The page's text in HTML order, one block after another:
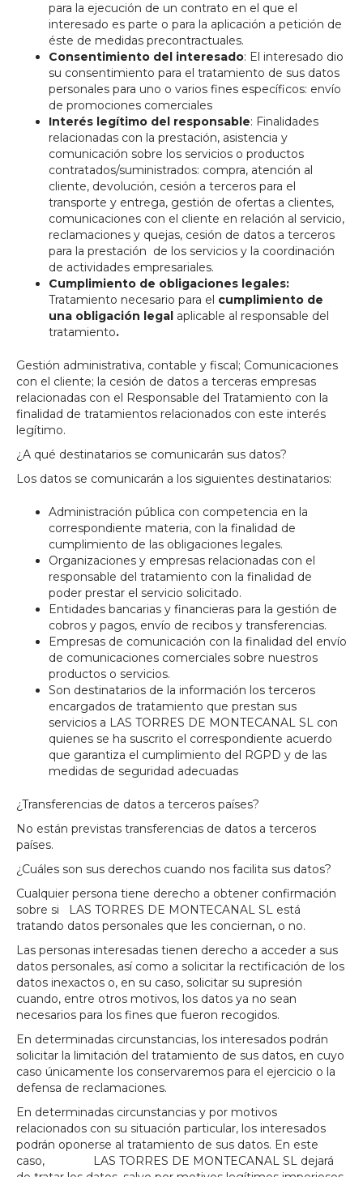
para la ejecución de un contrato en el que el
interesado es parte o para la aplicación a petición de
éste de medidas precontractuales.
Consentimiento del interesado: El interesado dio
su consentimiento para el tratamiento de sus datos
personales para uno o varios fines específicos: envío
de promociones comerciales
Interés legítimo del responsable: Finalidades
relacionadas con la prestación, asistencia y
comunicación sobre los servicios o productos
contratados/suministrados: compra, atención al
cliente, devolución, cesión a terceros para el
transporte y entrega, gestión de ofertas a clientes,
comunicaciones con el cliente en relación al servicio,
reclamaciones y quejas, cesión de datos a terceros
para la prestación de los servicios y la coordinación
de actividades empresariales.
Cumplimiento de obligaciones legales:
Tratamiento necesario para el cumplimiento de
una obligación legal aplicable al responsable del
tratamiento.
Gestión administrativa, contable y fiscal; Comunicaciones
con el cliente; la cesión de datos a terceras empresas
relacionadas con el Responsable del Tratamiento con la
finalidad de tratamientos relacionados con este interés
legítimo.
¿A qué destinatarios se comunicarán sus datos?
Los datos se comunicarán a los siguientes destinatarios:
Administración pública con competencia en la
correspondiente materia, con la finalidad de
cumplimiento de las obligaciones legales.
Organizaciones y empresas relacionadas con el
responsable del tratamiento con la finalidad de
poder prestar el servicio solicitado.
Entidades bancarias y financieras para la gestión de
cobros y pagos, envío de recibos y transferencias.
Empresas de comunicación con la finalidad del envío
de comunicaciones comerciales sobre nuestros
productos o servicios.
Son destinatarios de la información los terceros
encargados de tratamiento que prestan sus
servicios a LAS TORRES DE MONTECANAL SL con
quienes se ha suscrito el correspondiente acuerdo
que garantiza el cumplimiento del RGPD y de las
medidas de seguridad adecuadas
¿Transferencias de datos a terceros países?
No están previstas transferencias de datos a terceros
países.
¿Cuáles son sus derechos cuando nos facilita sus datos?
Cualquier persona tiene derecho a obtener confirmación
sobre si LAS TORRES DE MONTECANAL SL está
tratando datos personales que les conciernan, o no.
Las personas interesadas tienen derecho a acceder a sus
datos personales, así como a solicitar la rectificación de los
datos inexactos o, en su caso, solicitar su supresión
cuando, entre otros motivos, los datos ya no sean
necesarios para los fines que fueron recogidos.
En determinadas circunstancias, los interesados podrán
solicitar la limitación del tratamiento de sus datos, en cuyo
caso únicamente los conservaremos para el ejercicio o la
defensa de reclamaciones.
En determinadas circunstancias y por motivos
relacionados con su situación particular, los interesados
podrán oponerse al tratamiento de sus datos. En este
caso, LAS TORRES DE MONTECANAL SL dejará